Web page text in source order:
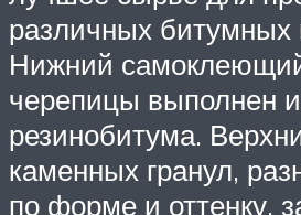
различных битумных
Нижний
черепицы выполнен
резинобитума.
каменных гранул,
по форме и оттенку,